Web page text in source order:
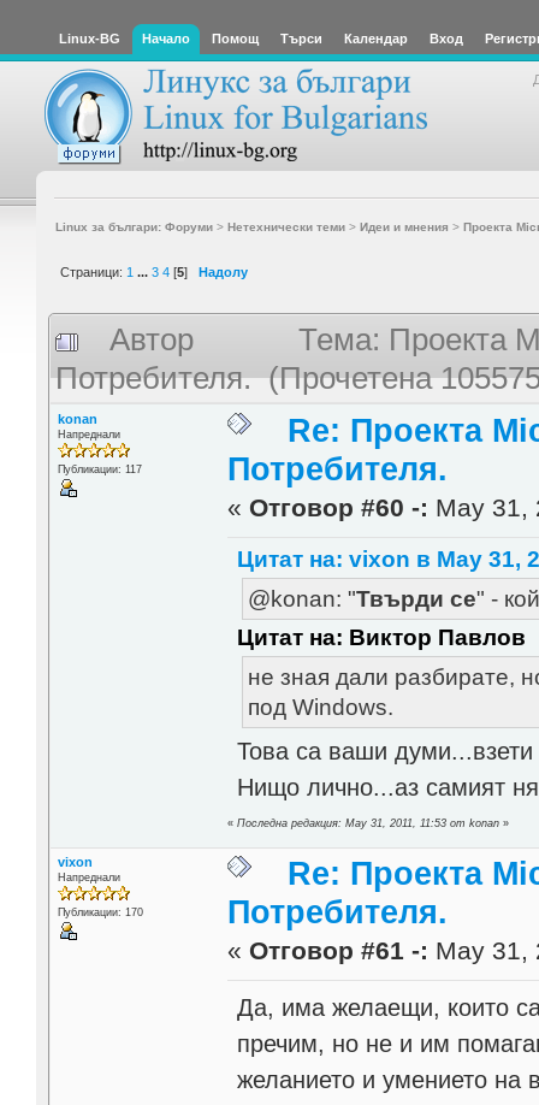
Linux-BG Начало Помощ Търси Календар Вход
Linux за българи: Форуми> Нетехнически теми> Идеи и мнения > Проекта
Страници: 1 ... 3 4 [5] Надолу
Автор
Тема: Проекта
Потребителя. (Прочетена
konan
Напреднали
Публикации: 117
Re: Проекта
Потребителя.
« Отговор #60 -: May 31,
Цитат на: vixon в May 31,
@konan: "Твърди се" -
Цитат на: Виктор Павлов
не зная дали разбирате,
под Windows.
Това са ваши
Нищо лично...аз самият
«Последна редакция: May 31, 2011, 11:53 от konan »
vixon
Напреднали
Публикации: 170
Re: Проекта
Потребителя.
« Отговор #61 -: May 31,
Да, има желаещи, които
пречим, но не и им
желанието и умението на